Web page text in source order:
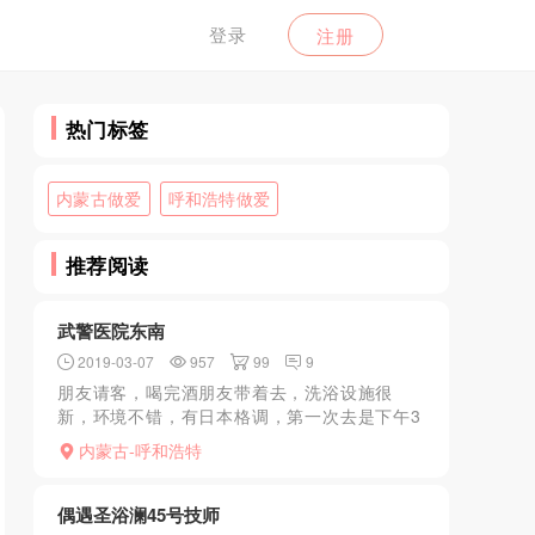
登录 注册
热门标签
内蒙古做爱 呼和浩特做爱
推荐阅读
武警医院东南
2019-03-07 957 99 9
朋友请客，喝完酒朋友带着去，洗浴设施很
新，环境不错，有日本格调，第一次去是下午3
点多，有海选，大概20多个鱼缸选。选了26
号，进屋介绍了价位，26号不会跳选择798。
内蒙古-呼和浩特
偶遇圣浴澜45号技师